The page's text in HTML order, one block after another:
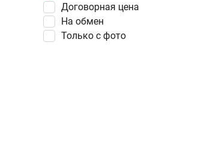
Договорная цена
На обмен
Только с фото